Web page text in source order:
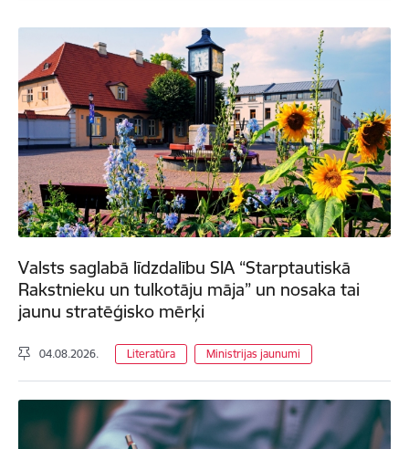
Valsts saglabā līdzdalību SIA “Starptautiskā
Rakstnieku un tulkotāju māja” un nosaka tai
jaunu stratēģisko mērķi
04.08.2026. Literatūra Ministrijas jaunumi